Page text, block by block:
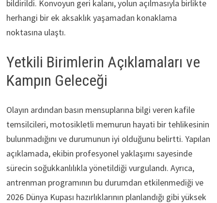
bildirildi. Konvoyun geri kalanı, yolun açılmasıyla birlikte
herhangi bir ek aksaklık yaşamadan konaklama
noktasına ulaştı.
Yetkili Birimlerin Açıklamaları ve
Kampın Geleceği
Olayın ardından basın mensuplarına bilgi veren kafile
temsilcileri, motosikletli memurun hayati bir tehlikesinin
bulunmadığını ve durumunun iyi olduğunu belirtti. Yapılan
açıklamada, ekibin profesyonel yaklaşımı sayesinde
sürecin soğukkanlılıkla yönetildiği vurgulandı. Ayrıca,
antrenman programının bu durumdan etkilenmediği ve
2026 Dünya Kupası hazırlıklarının planlandığı gibi yüksek